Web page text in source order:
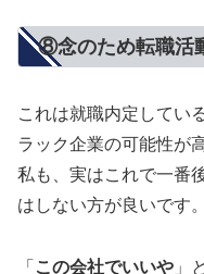
⑧念のため転職活
これは就職内定してい
ラック企業の可能性が
私も、実はこれで一番
はしない方が良いです。
「 この会社でいいや 」